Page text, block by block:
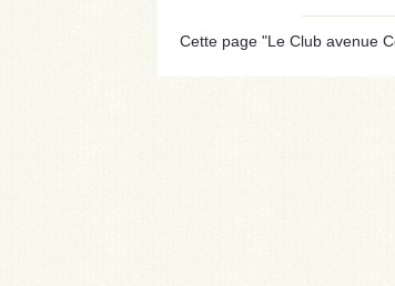
Cette page "Le Club avenue